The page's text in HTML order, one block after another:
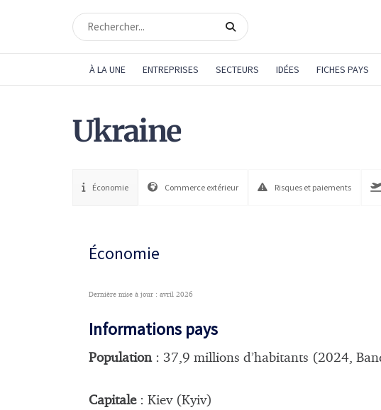
À LA UNE ENTREPRISES SECTEURS IDÉES FICHES PAYS
Ukraine
Économie Commerce extérieur Risques et paiements
Économie
Dernière mise à jour : avril 2026
Informations pays
Population: 37,9 millions d’habitants (2024,
Capitale: Kiev (Kyiv)